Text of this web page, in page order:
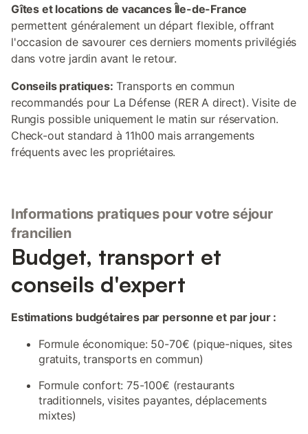
Gîtes et locations de vacances Île-de-France
permettent généralement un départ flexible, offrant
l'occasion de savourer ces derniers moments privilégiés
dans votre jardin avant le retour.
Conseils pratiques: Transports en commun
recommandés pour La Défense (RER A direct). Visite de
Rungis possible uniquement le matin sur réservation.
Check-out standard à 11h00 mais arrangements
fréquents avec les propriétaires.
Informations pratiques pour votre séjour
francilien
Budget, transport et
conseils d'expert
Estimations budgétaires par personne et par jour :
Formule économique: 50-70€ (pique-niques, sites
gratuits, transports en commun)
Formule confort: 75-100€ (restaurants
traditionnels, visites payantes, déplacements
mixtes)